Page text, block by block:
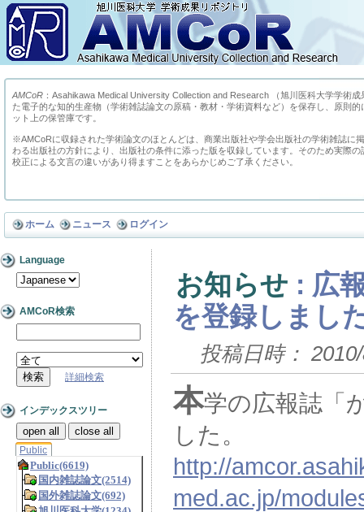
AMCoR ：Asahikawa Medical University Collection and Research （旭川医科大学学術
た電子的な知的生産物（学術雑誌論文の原稿・教材・学術資料など）を保存し、原則
ット上の保管庫です。
※AMCoRに収録された学術論文のほとんどは、商業出版社や学会出版社の学術雑誌に
わる出版社の方針により、出版社の条件に添った版を収録しています。そのため実際
校正による文言の違いがあり得ますことをあらかじめご了承ください。
ホーム ニュース ログイン
Language
AMCoR検索
詳細検索
インデックスツリー
open all close all
Public
お知らせ : 広
を登録しまし
投稿日時：
本学の広報誌「
した。
http://
med.ac.jp/